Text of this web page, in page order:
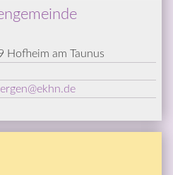
Hofheim am Taunus
@­ekhn.de